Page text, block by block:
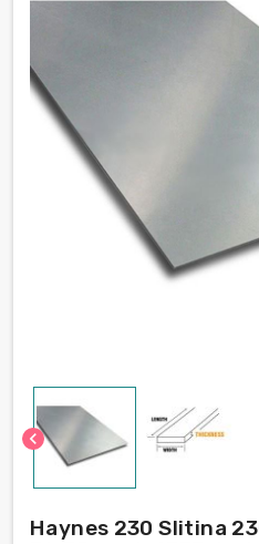
chevron_left
Haynes 230 Slitina